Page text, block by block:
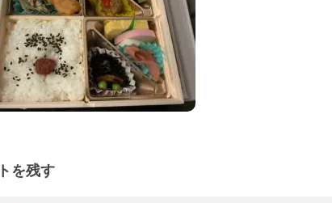
を残す